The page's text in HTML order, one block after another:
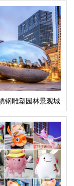
钢雕塑园林景观城
市广场雕塑